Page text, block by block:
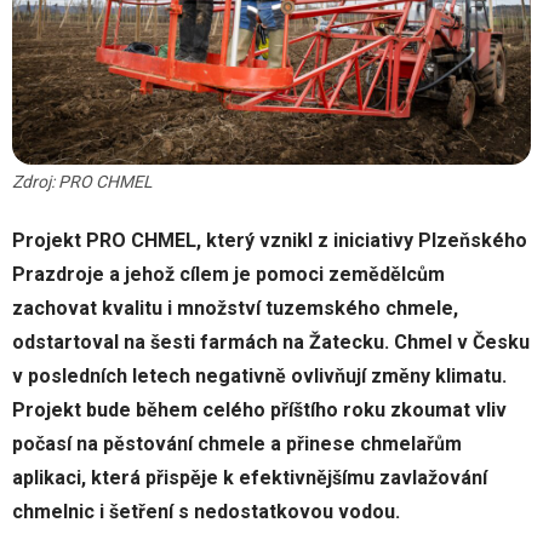
Zdroj: PRO CHMEL
Projekt PRO CHMEL, který vznikl z iniciativy Plzeňského
Prazdroje a jehož cílem je pomoci zemědělcům
zachovat kvalitu i množství tuzemského chmele,
odstartoval na šesti farmách na Žatecku. Chmel v Česku
v posledních letech negativně ovlivňují změny klimatu.
Projekt bude během celého příštího roku zkoumat vliv
počasí na pěstování chmele a přinese chmelařům
aplikaci, která přispěje k efektivnějšímu zavlažování
chmelnic i šetření s nedostatkovou vodou.